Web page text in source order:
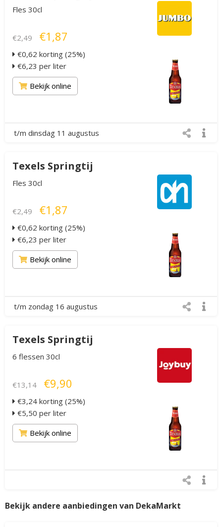
Fles 30cl
€2,49 €1,87
€0,62 korting (25%)
€6,23 per liter
Bekijk online
t/m dinsdag 11 augustus
Texels Springtij
Fles 30cl
€2,49 €1,87
€0,62 korting (25%)
€6,23 per liter
Bekijk online
t/m zondag 16 augustus
Texels Springtij
6 flessen 30cl
€13,14 €9,90
€3,24 korting (25%)
€5,50 per liter
Bekijk online
Bekijk andere aanbiedingen van DekaMarkt